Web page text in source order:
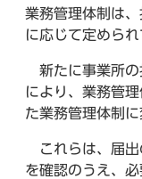
業務管理体制は
に応じて定められ
新たに事業所の
により、業務管
た業務管理体制
これらは、届出
を確認のうえ、